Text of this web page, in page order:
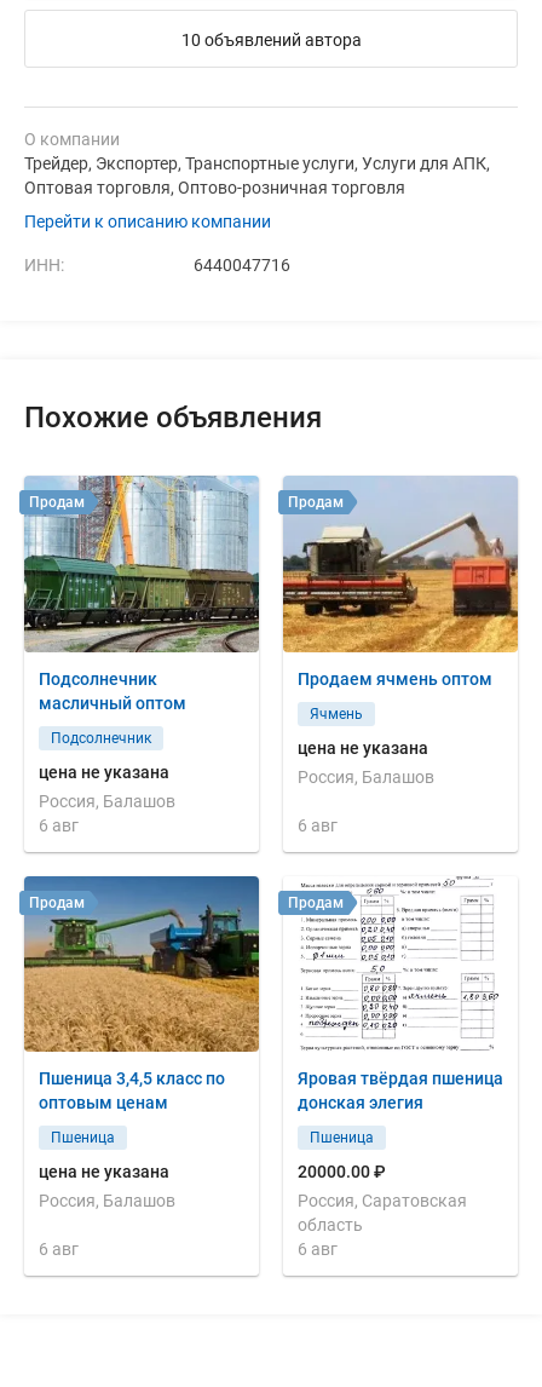
10 объявлений автора
О компании
Трейдер, Экспортер, Транспортные услуги, Услуги для АПК,
Оптовая торговля, Оптово-розничная торговля
Перейти к описанию компании
ИНН: 6440047716
Похожие объявления
Подсолнечник
масличный оптом
Подсолнечник
цена не указана
Россия, Балашов
6 авг
Продам
Продаем ячмень оптом
Ячмень
цена не указана
Россия, Балашов
6 авг
Продам
Пшеница 3,4,5 класс по
оптовым ценам
Пшеница
цена не указана
Россия, Балашов
6 авг
Продам
Яровая твёрдая пшеница
донская элегия
Пшеница
20000.00 ₽
Россия, Саратовская
область
6 авг
Продам